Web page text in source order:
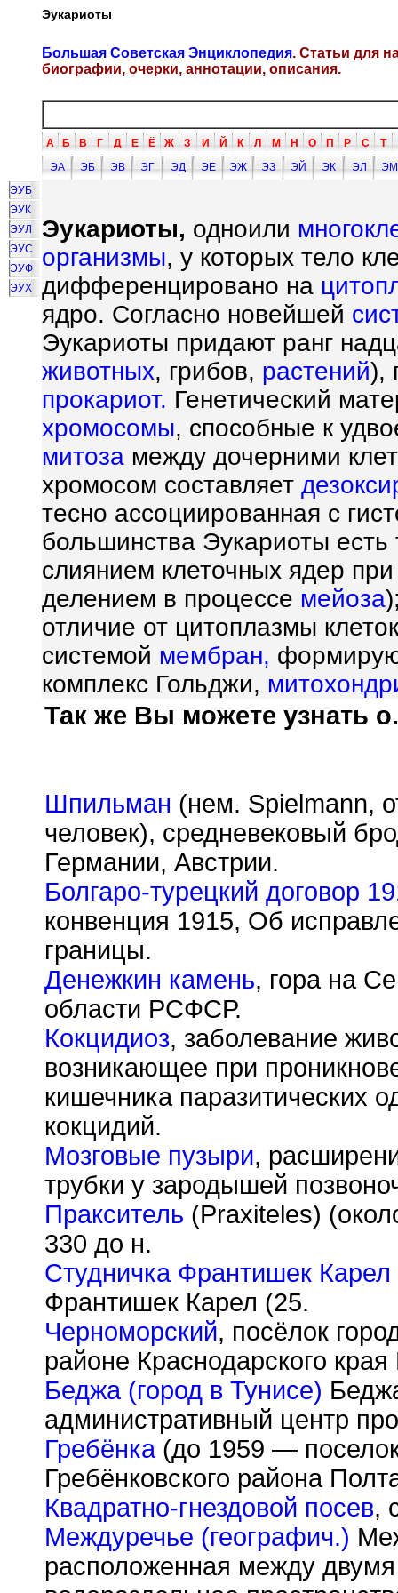
Эукариоты
Большая Советская Энциклопедия. Статьи для
биографии, очерки, аннотации, описания.
А Б В Г Д Е Ё Ж З И Й К Л М Н О П Р С Т
ЭА
ЭБ ЭВ ЭГ ЭД ЭЕ ЭЖ ЭЗ ЭЙ ЭК ЭЛ
ЭМ
ЭУБ
ЭУК
ЭУЛ
ЭУС
ЭУФ
ЭУХ
Эукариоты, одноили
организмы, у которых тело
дифференцировано на
ядро. Согласно новейшей
Эукариоты придают ранг
животных, грибов, растений),
прокариот. Генетический
хромосомы, способные к
митоза между дочерними
хромосом составляет
тесно ассоциированная с
большинства Эукариоты
слиянием клеточных ядер
делением в процессе мейоза
отличие от цитоплазмы
системой мембран,
комплекс Гольджи,
Так же Вы можете узнать
Шпильман (нем. Spielmann,
человек), средневековый
Германии, Австрии.
Болгаро-турецкий договор
конвенция 1915, Об
границы.
Денежкин камень, гора на
области РСФСР.
Кокцидиоз, заболевание
возникающее при
кишечника паразитических
кокцидий.
Мозговые пузыри,
трубки у зародышей
Пракситель (Praxiteles)
330 до н.
Студничка Франтишек Карел
Франтишек Карел (25.
Черноморский, посёлок
районе Краснодарского
Беджа (город в Тунисе)
административный центр
Гребёнка(до 1959 — поселок
Гребёнковского района
Квадратно-гнездовой посев,
Междуречье (географич.)
расположенная между